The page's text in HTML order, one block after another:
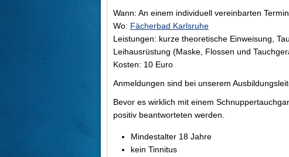
Wann: An einem individuell vereinbarten Termin
Wo: Fächerbad Karlsruhe
Leistungen: kurze theoretische Einweisung,
Leihausrüstung (Maske, Flossen und
Kosten: 10 Euro
Anmeldungen sind bei unserem
Bevor es wirklich mit einem
positiv beantworteten werden.
Mindestalter 18 Jahre
kein Tinnitus